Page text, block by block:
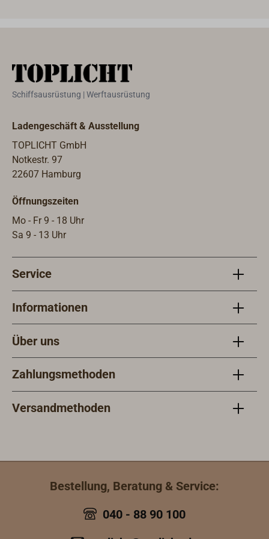
Schiffsausrüstung | Werftausrüstung
Ladengeschäft & Ausstellung
TOPLICHT GmbH
Notkestr. 97
22607 Hamburg
Öffnungszeiten
Mo - Fr 9 - 18 Uhr
Sa 9 - 13 Uhr
Service
Informationen
Über uns
Zahlungsmethoden
Versandmethoden
Bestellung, Beratung & Service:
040 - 88 90 100